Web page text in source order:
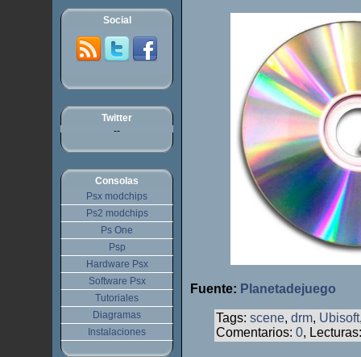
Fuente: Planetadejuego
Tags: scene, drm, Ubisoft
Comentarios: 0,
Social
Twitter
--
Consolas
Psx modchips
Ps2 modchips
Ps One
Psp
Hardware Psx
Software Psx
Tutoriales
Diagramas
Instalaciones